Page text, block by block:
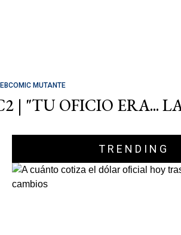
MUTANTE
| "TU OFICIO ERA...
TRENDING